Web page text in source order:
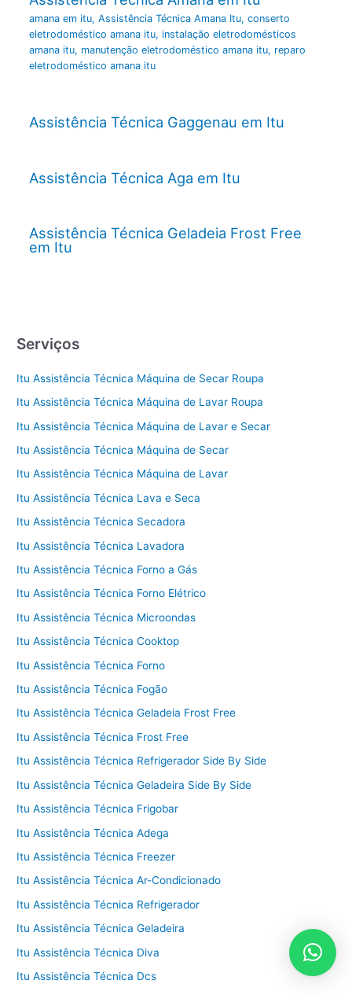
amana em itu, Assistência Técnica Amana Itu, conserto
eletrodoméstico amana itu, instalação eletrodomésticos
amana itu, manutenção eletrodoméstico amana itu, reparo
eletrodoméstico amana itu
Assistência Técnica Gaggenau em Itu
Assistência Técnica Aga em Itu
Assistência Técnica Geladeia Frost Free
em Itu
Serviços
Itu Assistência Técnica Máquina de Secar Roupa
Itu Assistência Técnica Máquina de Lavar Roupa
Itu Assistência Técnica Máquina de Lavar e Secar
Itu Assistência Técnica Máquina de Secar
Itu Assistência Técnica Máquina de Lavar
Itu Assistência Técnica Lava e Seca
Itu Assistência Técnica Secadora
Itu Assistência Técnica Lavadora
Itu Assistência Técnica Forno a Gás
Itu Assistência Técnica Forno Elétrico
Itu Assistência Técnica Microondas
Itu Assistência Técnica Cooktop
Itu Assistência Técnica Forno
Itu Assistência Técnica Fogão
Itu Assistência Técnica Geladeia Frost Free
Itu Assistência Técnica Frost Free
Itu Assistência Técnica Refrigerador Side By Side
Itu Assistência Técnica Geladeira Side By Side
Itu Assistência Técnica Frigobar
Itu Assistência Técnica Adega
Itu Assistência Técnica Freezer
Itu Assistência Técnica Ar-Condicionado
Itu Assistência Técnica Refrigerador
Itu Assistência Técnica Geladeira
Itu Assistência Técnica Diva
Itu Assistência Técnica Dcs